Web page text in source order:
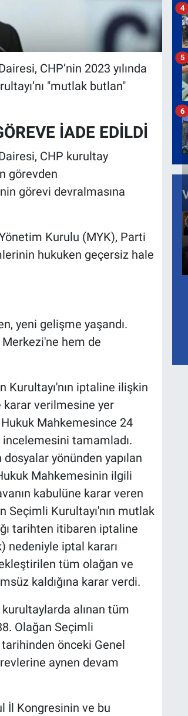
CHP’nin 2023 yılında
"mutlak butlan"
İADE EDİLDİ
CHP kurultay
görevden
görevi devralmasına
Kurulu (MYK), Parti
hukuken geçersiz hale
yeni gelişme yaşandı.
hem de
Kurultayı'nın iptaline ilişkin
karar verilmesine yer
Mahkemesince 24
tamamladı.
yönünden yapılan
Mahkemesinin ilgili
kabulüne karar veren
Seçimli Kurultayı'nın mutlak
tarihten itibaren iptaline
nedeniyle iptal kararı
tüm olağan ve
kaldığına karar verdi.
alınan tüm
Olağan Seçimli
önceki Genel
aynen devam
İl Kongresinin ve bu
4
5
6